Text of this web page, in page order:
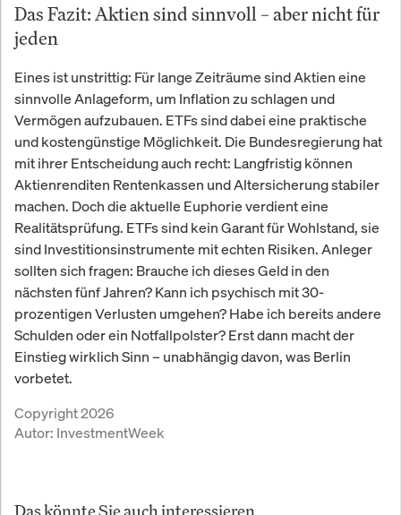
Das Fazit: Aktien sind sinnvoll – aber nicht für
jeden
Eines ist unstrittig: Für lange Zeiträume sind Aktien eine
sinnvolle Anlageform, um Inflation zu schlagen und
Vermögen aufzubauen. ETFs sind dabei eine praktische
und kostengünstige Möglichkeit. Die Bundesregierung hat
mit ihrer Entscheidung auch recht: Langfristig können
Aktienrenditen Rentenkassen und Altersicherung stabiler
machen. Doch die aktuelle Euphorie verdient eine
Realitätsprüfung. ETFs sind kein Garant für Wohlstand, sie
sind Investitionsinstrumente mit echten Risiken. Anleger
sollten sich fragen: Brauche ich dieses Geld in den
nächsten fünf Jahren? Kann ich psychisch mit 30-
prozentigen Verlusten umgehen? Habe ich bereits andere
Schulden oder ein Notfallpolster? Erst dann macht der
Einstieg wirklich Sinn – unabhängig davon, was Berlin
vorbetet.
Copyright 2026
Autor: InvestmentWeek
Das könnte Sie auch interessieren